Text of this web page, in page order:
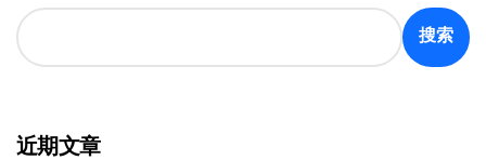
搜索
近期文章